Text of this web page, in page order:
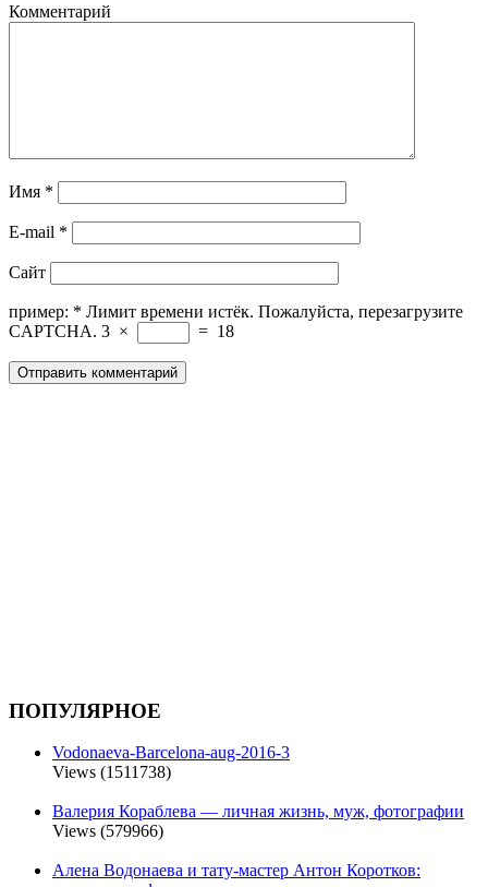
Комментарий
Имя *
E-mail *
Сайт
пример: * Лимит времени истёк. Пожалуйста, перезагрузите
CAPTCHA. 3 × = 18
ПОПУЛЯРНОЕ
Vodonaeva-Barcelona-aug-2016-3
Views (1511738)
Валерия Кораблева — личная жизнь, муж, фотографии
Views (579966)
Алена Водонаева и тату-мастер Антон Коротков: